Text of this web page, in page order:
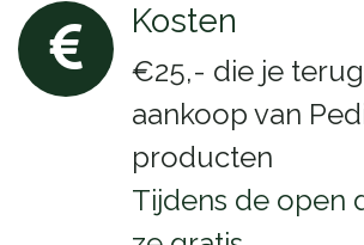
Kosten
€25,- die je
aankoop van
producten
Tijdens de open